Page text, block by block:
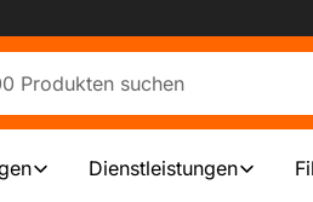
Dienstleistungen